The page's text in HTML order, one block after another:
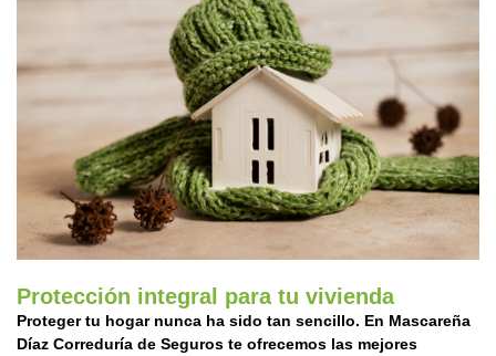
Protección integral para tu vivienda
Proteger tu hogar nunca ha sido tan sencillo. En Mascareña
Díaz Correduría de Seguros te ofrecemos las mejores